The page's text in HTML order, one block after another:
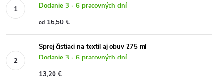
Dodanie 3 - 6 pracovných dní
od 16,50 €
Sprej čistiaci na textil aj obuv 275 ml
Dodanie 3 - 6 pracovných dní
13,20 €